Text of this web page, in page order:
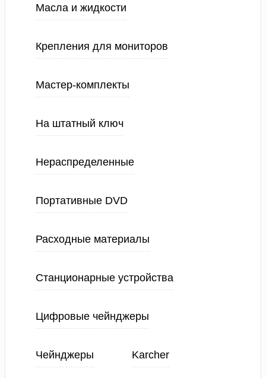
Масла и жидкости
Крепления для мониторов
Мастер-комплекты
На штатный ключ
Нераспределенные
Портативные DVD
Расходные материалы
Станционарные устройства
Цифровые чейнджеры
Чейнджеры Karcher